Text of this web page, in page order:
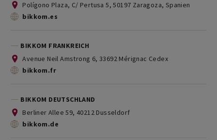
Polígono Plaza, C/ Pertusa 5, 50197 Zaragoza, Spanien
bikkom.es
BIKKOM FRANKREICH
Avenue Neil Amstrong 6, 33692 Mérignac Cedex
bikkom.fr
BIKKOM DEUTSCHLAND
Berliner Allee 59, 40212 Dusseldorf
bikkom.de